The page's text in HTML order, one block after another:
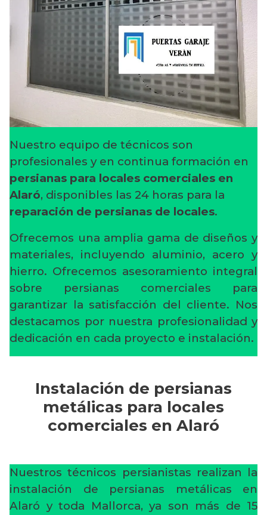
Nuestro equipo de técnicos son
profesionales y en continua formación en
persianas para locales comerciales en
Alaró, disponibles las 24 horas para la
reparación de persianas de locales.
Ofrecemos una amplia gama de diseños y
materiales, incluyendo aluminio, acero y
hierro. Ofrecemos asesoramiento integral
sobre persianas comerciales para
garantizar la satisfacción del cliente. Nos
destacamos por nuestra profesionalidad y
dedicación en cada proyecto e instalación.
Instalación de persianas
metálicas para locales
comerciales en Alaró
Nuestros técnicos persianistas realizan la
instalación de persianas metálicas en
Alaró y toda Mallorca, ya son más de 15